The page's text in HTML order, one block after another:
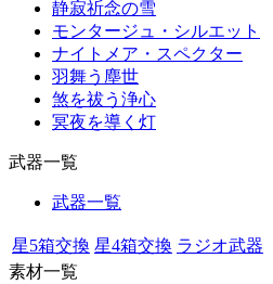
静寂祈念の雪
モンタージュ・シルエット
ナイトメア・スペクター
羽舞う塵世
煞を祓う浄心
冥夜を導く灯
武器一覧
武器一覧
星5箱交換 星4箱交換 ラジオ武器
素材一覧